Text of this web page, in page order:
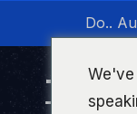
wechseln
Do..